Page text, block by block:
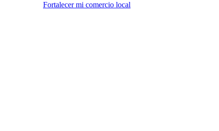
Fortalecer mi comercio local